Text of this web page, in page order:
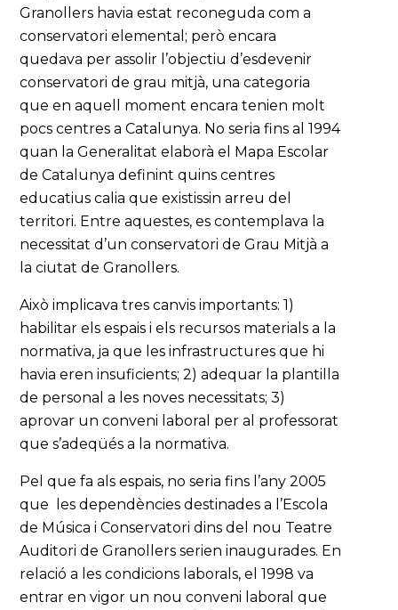
Granollers havia estat reconeguda com a
conservatori elemental; però encara
quedava per assolir l’objectiu d’esdevenir
conservatori de grau mitjà, una categoria
que en aquell moment encara tenien molt
pocs centres a Catalunya. No seria fins al 1994
quan la Generalitat elaborà el Mapa Escolar
de Catalunya definint quins centres
educatius calia que existissin arreu del
territori. Entre aquestes, es contemplava la
necessitat d’un conservatori de Grau Mitjà a
la ciutat de Granollers.
Això implicava tres canvis importants: 1)
habilitar els espais i els recursos materials a la
normativa, ja que les infrastructures que hi
havia eren insuficients; 2) adequar la plantilla
de personal a les noves necessitats; 3)
aprovar un conveni laboral per al professorat
que s’adeqüés a la normativa.
Pel que fa als espais, no seria fins l’any 2005
que les dependències destinades a l’Escola
de Música i Conservatori dins del nou Teatre
Auditori de Granollers serien inaugurades. En
relació a les condicions laborals, el 1998 va
entrar en vigor un nou conveni laboral que